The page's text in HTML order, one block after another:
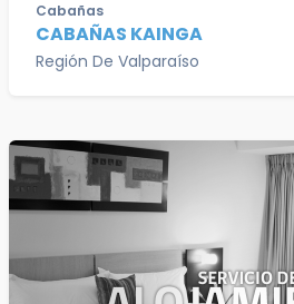
Cabañas
CABAÑAS KAINGA
Región De Valparaíso